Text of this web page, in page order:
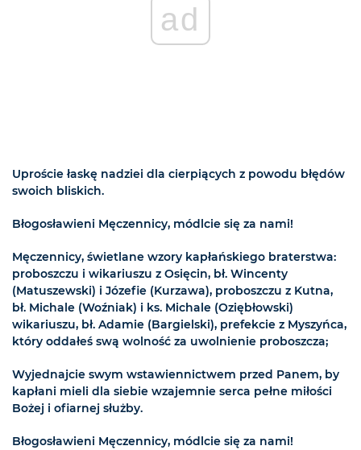
ad
Uproście łaskę nadziei dla cierpiących z powodu błędów
swoich bliskich.
Błogosławieni Męczennicy, módlcie się za nami!
Męczennicy, świetlane wzory kapłańskiego braterstwa:
proboszczu i wikariuszu z Osięcin, bł. Wincenty
(Matuszewski) i Józefie (Kurzawa), proboszczu z Kutna,
bł. Michale (Woźniak) i ks. Michale (Oziębłowski)
wikariuszu, bł. Adamie (Bargielski), prefekcie z Myszyńca,
który oddałeś swą wolność za uwolnienie proboszcza;
Wyjednajcie swym wstawiennictwem przed Panem, by
kapłani mieli dla siebie wzajemnie serca pełne miłości
Bożej i ofiarnej służby.
Błogosławieni Męczennicy, módlcie się za nami!